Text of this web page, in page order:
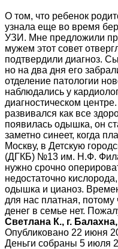
О том, что ребенок
узнала еще во время
УЗИ. Мне предложили
мужем этот совет
подтвердили диагноз.
но на два дня его
отделение патологии
наблюдались у
диагностическом
развивался как все
появилась одышка, он
заметно синеет, когда
Москву, в Детскую
(ДГКБ) №13 им. Н.Ф.
нужно срочно
недостаточно
одышка и цианоз.
для нас платная,
денег в семье нет.
Светлана К., г.
Опубликовано 22 июня
Деньги собраны 5 июля